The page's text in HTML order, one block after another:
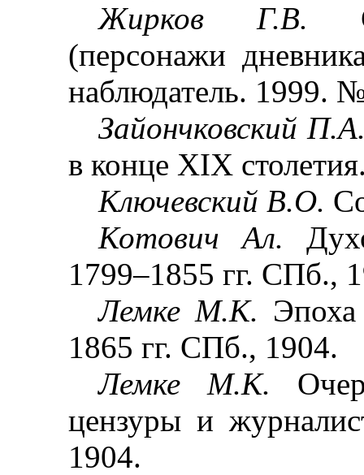
Жирков Г.В.
(персонажи
наблюдатель. 1999.
Зайончковский
в конце XIX
Ключевский В.О.
Котович Ал.
1799–1855 гг. СПб.,
Лемке М.К.
1865 гг. СПб., 1904.
Лемке М.К.
цензуры и
1904.